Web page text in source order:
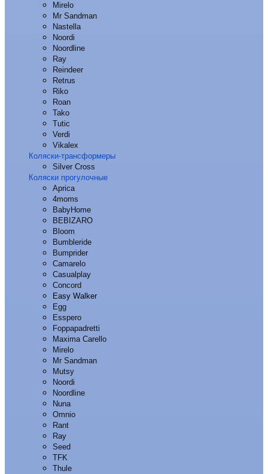
Mirelo
Mr Sandman
Nastella
Noordi
Noordline
Ray
Reindeer
Retrus
Riko
Roan
Tako
Tutic
Verdi
Vikalex
Коляски-трансформеры
Silver Cross
Коляски прогулочные
Aprica
4moms
BabyHome
BEBIZARO
Bloom
Bumbleride
Bumprider
Camarelo
Casualplay
Concord
Easy Walker
Egg
Esspero
Foppapadretti
Maxima Carello
Mirelo
Mr Sandman
Mutsy
Noordi
Noordline
Nuna
Omnio
Rant
Ray
Seed
TFK
Thule